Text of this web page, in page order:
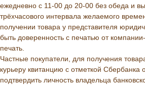
ежедневно с 11-00 до 20-00 без обеда и
трёхчасового интервала желаемого
получении товара у представителя
быть доверенность с печатью от
печать.
Частные покупатели, для получения
курьеру квитанцию с отметкой Сбербанка
подтвердить личность владельца